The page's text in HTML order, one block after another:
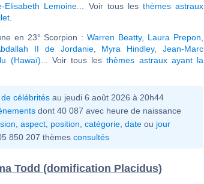
Elisabeth Lemoine ... Voir tous les thèmes astraux
en 23° Scorpion :Warren Beatty, Laura Prepon
II de Jordanie, Myra Hindley,Jean-Marc
(Hawaï) ... Voir tous lesthèmes astraux ayant la
célébritésau jeudi 6 août 2026 à 20h44
dont 40 087 avec heure de naissance
aspect position catégorie date ou jour
850 207 thèmes consultés
Todd (domification Placidus)